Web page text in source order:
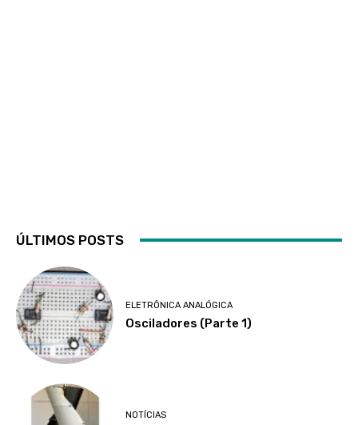
ÚLTIMOS POSTS
ELETRÔNICA ANALÓGICA
Osciladores (Parte 1)
NOTÍCIAS